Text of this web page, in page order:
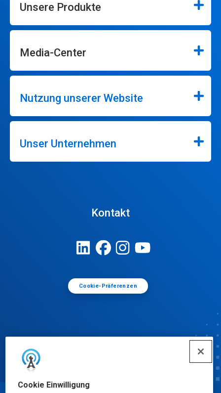
Cookie Einwilligung
Unsere Produkte
Media-Center
Nutzung unserer Website
Unser Unternehmen
Kontakt
Cookie-Präferenzen